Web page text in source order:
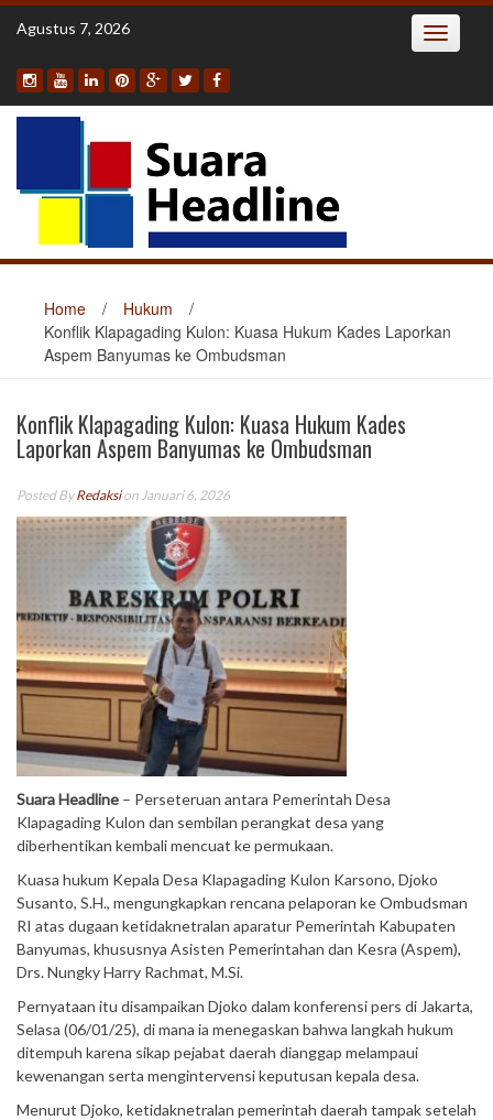
Skip
Agustus 7, 2026 Toggle
Home / Hukum
/
Konflik Klapagading Kulon: Kuasa Hukum Kades Laporkan
Aspem Banyumas ke Ombudsman
Konflik Klapagading Kulon: Kuasa Hukum Kades
Laporkan Aspem Banyumas ke Ombudsman
Posted ByRedaksion Januari 6, 2026
Suara Headline – Perseteruan antara Pemerintah Desa
Klapagading Kulon dan sembilan perangkat desa yang
diberhentikan kembali mencuat ke permukaan.
Kuasa hukum Kepala Desa Klapagading Kulon Karsono, Djoko
Susanto, S.H., mengungkapkan rencana pelaporan ke Ombudsman
RI atas dugaan ketidaknetralan aparatur Pemerintah Kabupaten
Banyumas, khususnya Asisten Pemerintahan dan Kesra (Aspem),
Drs. Nungky Harry Rachmat, M.Si.
Pernyataan itu disampaikan Djoko dalam konferensi pers di Jakarta,
Selasa (06/01/25), di mana ia menegaskan bahwa langkah hukum
ditempuh karena sikap pejabat daerah dianggap melampaui
kewenangan serta mengintervensi keputusan kepala desa.
Menurut Djoko, ketidaknetralan pemerintah daerah tampak setelah